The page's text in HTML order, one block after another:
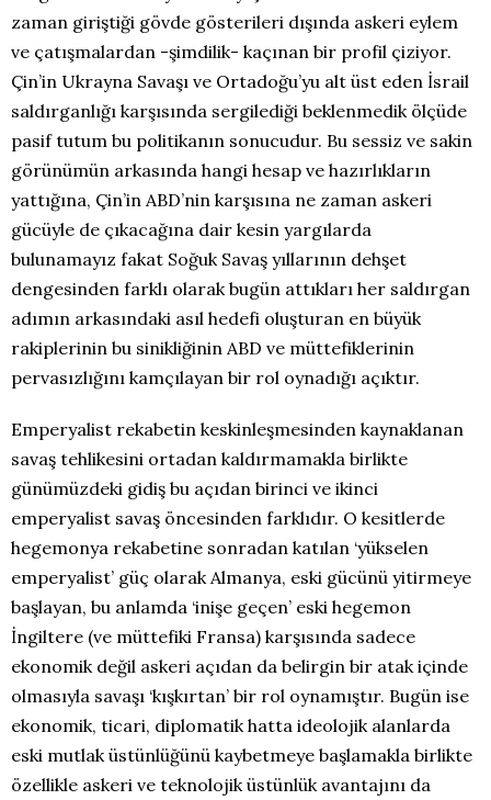
zaman giriştiği gövde gösterileri dışında askeri eylem
ve çatışmalardan -şimdilik- kaçınan bir profil çiziyor.
Çin’in Ukrayna Savaşı ve Ortadoğu’yu alt üst eden İsrail
saldırganlığı karşısında sergilediği beklenmedik ölçüde
pasif tutum bu politikanın sonucudur. Bu sessiz ve sakin
görünümün arkasında hangi hesap ve hazırlıkların
yattığına, Çin’in ABD’nin karşısına ne zaman askeri
gücüyle de çıkacağına dair kesin yargılarda
bulunamayız fakat Soğuk Savaş yıllarının dehşet
dengesinden farklı olarak bugün attıkları her saldırgan
adımın arkasındaki asıl hedefi oluşturan en büyük
rakiplerinin bu sinikliğinin ABD ve müttefiklerinin
pervasızlığını kamçılayan bir rol oynadığı açıktır.
Emperyalist rekabetin keskinleşmesinden kaynaklanan
savaş tehlikesini ortadan kaldırmamakla birlikte
günümüzdeki gidiş bu açıdan birinci ve ikinci
emperyalist savaş öncesinden farklıdır. O kesitlerde
hegemonya rekabetine sonradan katılan ‘yükselen
emperyalist’ güç olarak Almanya, eski gücünü yitirmeye
başlayan, bu anlamda ‘inişe geçen’ eski hegemon
İngiltere (ve müttefiki Fransa) karşısında sadece
ekonomik değil askeri açıdan da belirgin bir atak içinde
olmasıyla savaşı ‘kışkırtan’ bir rol oynamıştır. Bugün ise
ekonomik, ticari, diplomatik hatta ideolojik alanlarda
eski mutlak üstünlüğünü kaybetmeye başlamakla birlikte
özellikle askeri ve teknolojik üstünlük avantajını da